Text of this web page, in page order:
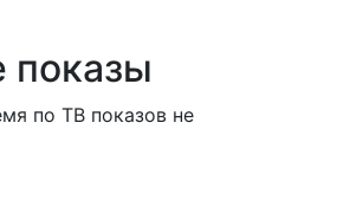
показы
по ТВ показов не